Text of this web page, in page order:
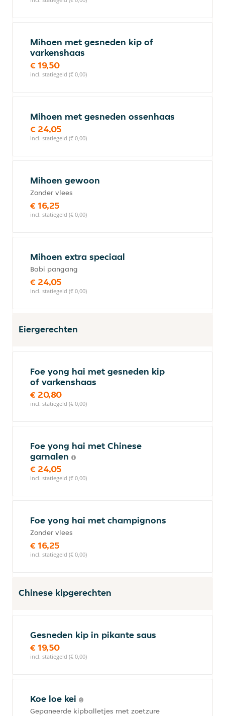
Mihoen met gesneden kip of
varkenshaas
€ 19,50
incl. statiegeld (€ 0,00)
Mihoen met gesneden ossenhaas
€ 24,05
incl. statiegeld (€ 0,00)
Mihoen gewoon
Zonder vlees
€ 16,25
incl. statiegeld (€ 0,00)
Mihoen extra speciaal
Babi pangang
€ 24,05
incl. statiegeld (€ 0,00)
Eiergerechten
Foe yong hai met gesneden kip
of varkenshaas
€ 20,80
incl. statiegeld (€ 0,00)
Foe yong hai met Chinese
garnalen
€ 24,05
incl. statiegeld (€ 0,00)
Foe yong hai met champignons
Zonder vlees
€ 16,25
incl. statiegeld (€ 0,00)
Chinese kipgerechten
Gesneden kip in pikante saus
€ 19,50
incl. statiegeld (€ 0,00)
Koe loe kei
Gepaneerde kipballetjes met zoetzure